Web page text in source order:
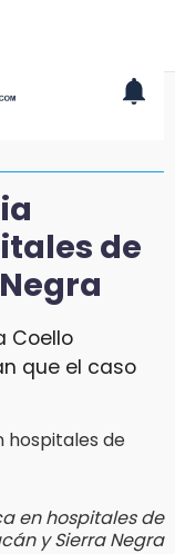
de
Coello
que el caso
en hospitales de
y Sierra Negra